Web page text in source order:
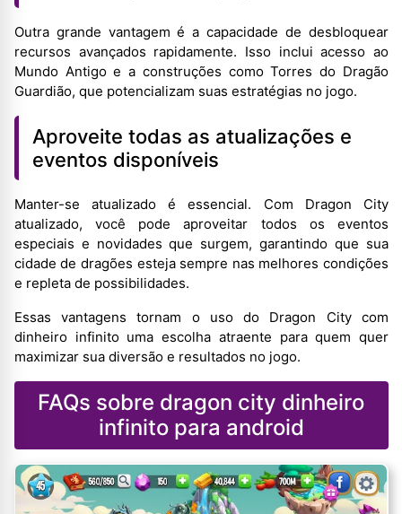
Outra grande vantagem é a capacidade de desbloquear
recursos avançados rapidamente. Isso inclui acesso ao
Mundo Antigo e a construções como Torres do Dragão
Guardião, que potencializam suas estratégias no jogo.
Aproveite todas as atualizações e
eventos disponíveis
Manter-se atualizado é essencial. Com Dragon City
atualizado, você pode aproveitar todos os eventos
especiais e novidades que surgem, garantindo que sua
cidade de dragões esteja sempre nas melhores condições
e repleta de possibilidades.
Essas vantagens tornam o uso do Dragon City com
dinheiro infinito uma escolha atraente para quem quer
maximizar sua diversão e resultados no jogo.
FAQs sobre dragon city dinheiro
infinito para android